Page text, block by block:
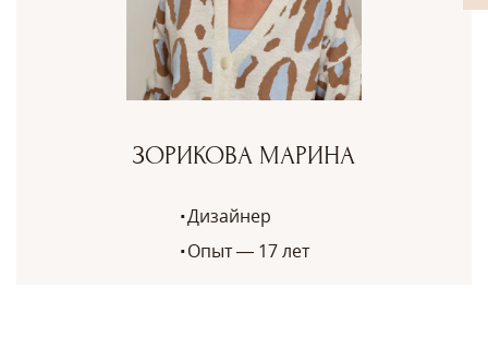
ЗОРИКОВА МАРИНА
Дизайнер
Опыт — 17 лет